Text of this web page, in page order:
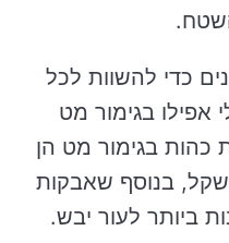
כדי להשוות לכל
אפילו בגימור מט
כהות בגימור מט הן
בנוסף שאבקות
ביותר לעור יבש.